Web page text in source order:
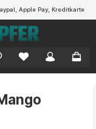
Apple Pay, Kreditkarte